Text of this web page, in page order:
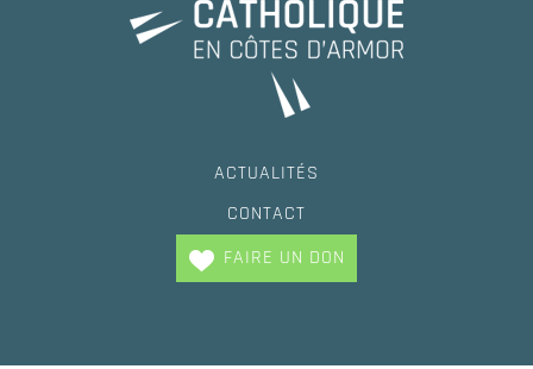
ACTUALITÉS
CONTACT
FAIRE UN DON